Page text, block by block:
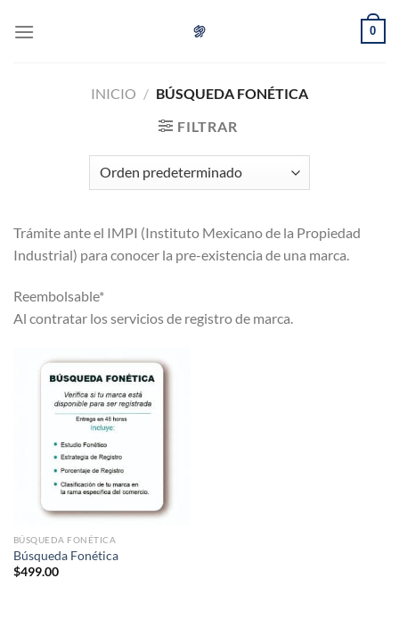
0
INICIO / BÚSQUEDA FONÉTICA
FILTRAR
Trámite ante el IMPI (Instituto Mexicano de la Propiedad
Industrial) para conocer la pre-existencia de una marca.
Reembolsable*
Al contratar los servicios de registro de marca.
BÚSQUEDA FONÉTICA
Búsqueda Fonética
$499.00